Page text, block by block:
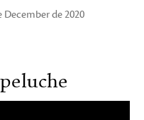
December de 2020